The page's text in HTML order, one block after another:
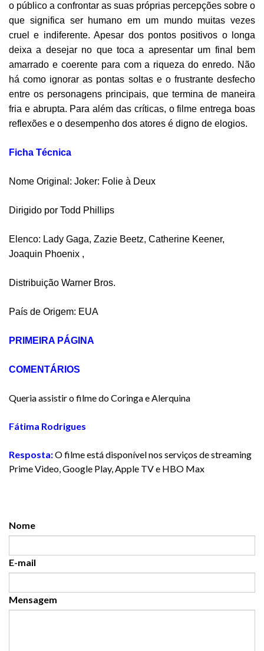
o público a confrontar as suas próprias percepções sobre o
que significa ser humano em um mundo muitas vezes
cruel e indiferente. Apesar dos pontos positivos o longa
deixa a desejar no que toca a apresentar um final bem
amarrado e coerente para com a riqueza do enredo. Não
há como ignorar as pontas soltas e o frustrante desfecho
entre os personagens principais, que termina de maneira
fria e abrupta. Para além das críticas, o filme entrega boas
reflexões e o desempenho dos atores é digno de elogios.
Ficha Técnica
Nome Original: Joker: Folie à Deux
Dirigido por Todd Phillips
Elenco: Lady Gaga, Zazie Beetz, Catherine Keener,
Joaquin Phoenix ,
Distribuição Warner Bros.
País de Origem: EUA
PRIMEIRA PÁGINA
COMENTÁRIOS
Queria assistir o filme do Coringa e Alerquina
Fátima Rodrigues
Resposta:O filme está disponível nos serviços de streaming
Prime Video, Google Play, Apple TV e HBO Max
Nome
E-mail
Mensagem